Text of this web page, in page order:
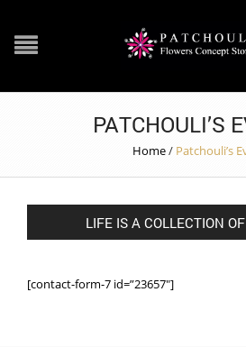
PATCHOULI’S
Home/ Patchouli’s
LIFE IS A COLLECTION
[contact-form-7 id=”23657″]